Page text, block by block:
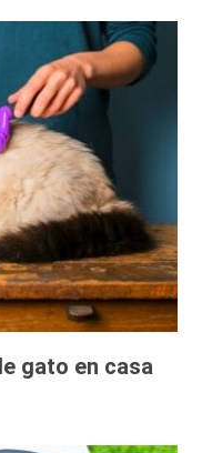
gato en casa